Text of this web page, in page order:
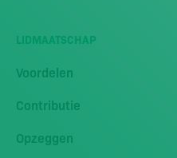
LIDMAATSCHAP
Voordelen
Contributie
Opzeggen